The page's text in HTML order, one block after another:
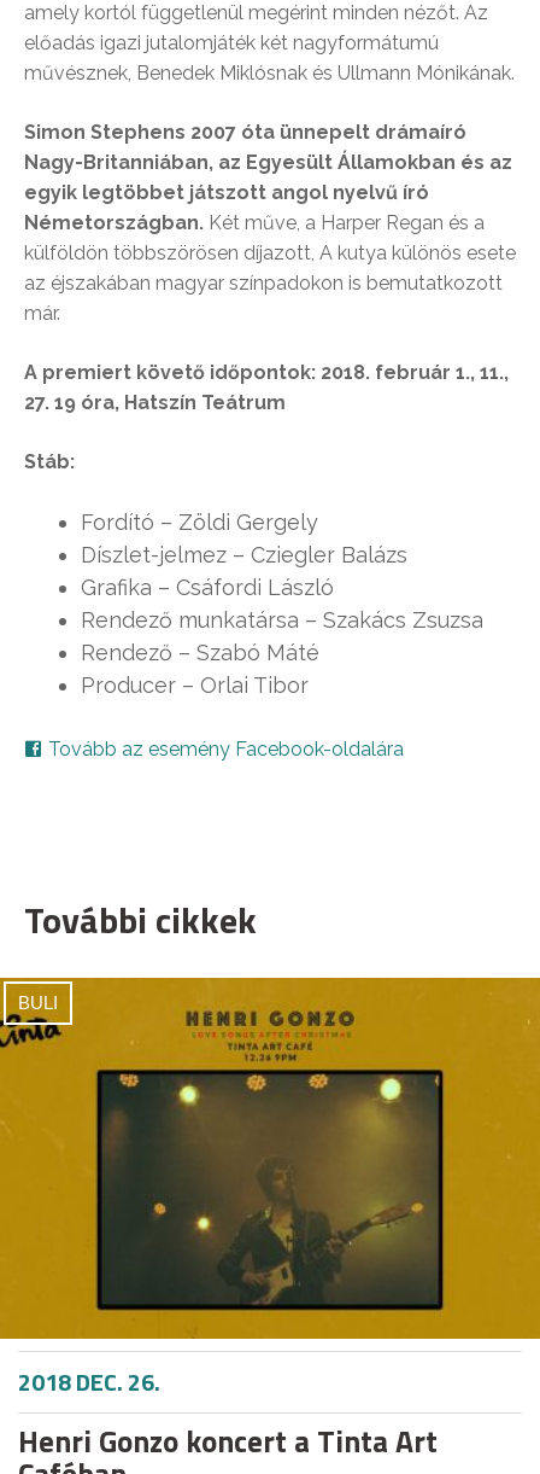
amely kortól függetlenül megérint minden nézőt. Az
előadás igazi jutalomjáték két nagyformátumú
művésznek, Benedek Miklósnak és Ullmann Mónikának.
Simon Stephens 2007 óta ünnepelt drámaíró
Nagy-Britanniában, az Egyesült Államokban és az
egyik legtöbbet játszott angol nyelvű író
Németországban. Két műve, a Harper Regan és a
külföldön többszörösen díjazott, A kutya különös esete
az éjszakában magyar színpadokon is bemutatkozott
már.
A premiert követő időpontok: 2018. február 1., 11.,
27. 19 óra, Hatszín Teátrum
Stáb:
Fordító – Zöldi Gergely
Díszlet-jelmez – Cziegler Balázs
Grafika – Csáfordi László
Rendező munkatársa – Szakács Zsuzsa
Rendező – Szabó Máté
Producer – Orlai Tibor
Tovább az esemény Facebook-oldalára
További cikkek
BULI
2018 DEC. 26.
Henri Gonzo koncert a Tinta Art